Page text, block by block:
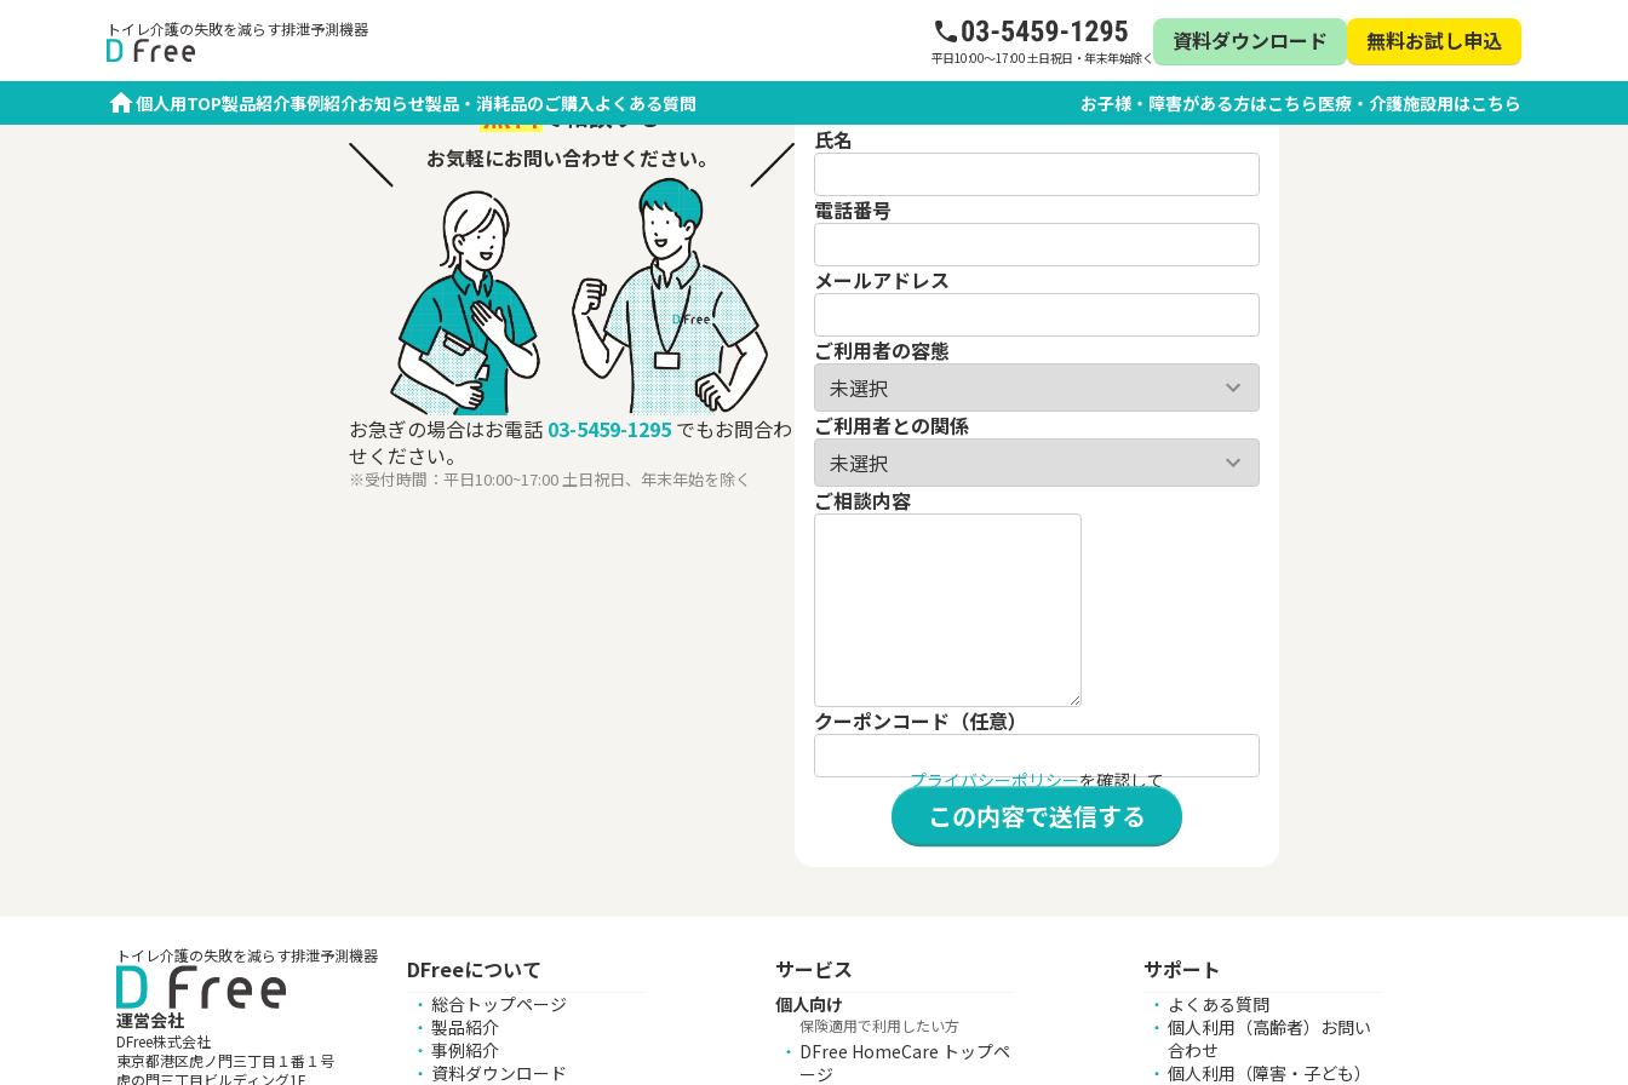
トイレ介護の失敗を減らす排泄予測機器
平日10:00～17:00 土日祝日・年末年始除く
資料ダウンロード 無料お試し申込
個人用TOP製品紹介事例紹介お知らせ製品・消耗品のご購入よくある質問 お子様・障害がある方はこちら医療・介護施設用はこちら
TOP 個人向け お問い合わせ
無料で相談する
お気軽にお問い合わせください。
お急ぎの場合はお電話 03-5459-1295 でもお問合わ
せください。
※受付時間：平日10:00~17:00 土日祝日、年末年始を除く
氏名
電話番号
メールアドレス
ご利用者の容態
ご利用者との関係
ご相談内容
クーポンコード（任意）
プライバシーポリシーを確認して
この内容で送信する
トイレ介護の失敗を減らす排泄予測機器
運営会社
DFree株式会社
東京都港区虎ノ門三丁目１番１号
虎の門三丁目ビルディング1F
DFreeについて
総合トップページ
製品紹介
事例紹介
資料ダウンロード
サービス
個人向け
保険適用で利用したい方
DFree HomeCare トップペ
ージ
サポート
よくある質問
個人利用（高齢者）お問い
合わせ
個人利用（障害・子ども）